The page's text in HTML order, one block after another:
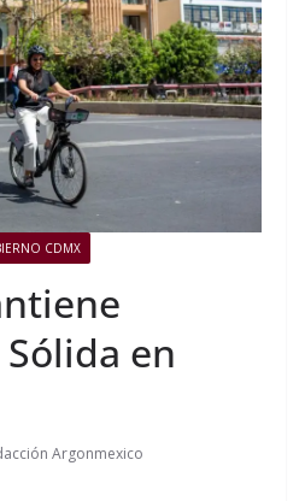
CDMX
en
Argonmexico